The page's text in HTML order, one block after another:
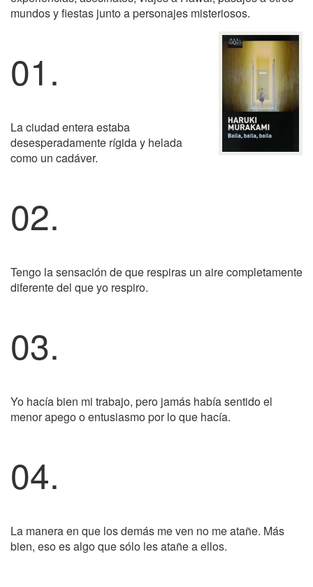
mundos y fiestas junto a personajes misteriosos.
01.
La ciudad entera estaba
desesperadamente rígida y helada
como un cadáver.
02.
Tengo la sensación de que respiras un aire completamente
diferente del que yo respiro.
03.
Yo hacía bien mi trabajo, pero jamás había sentido el
menor apego o entusiasmo por lo que hacía.
04.
La manera en que los demás me ven no me atañe. Más
bien, eso es algo que sólo les atañe a ellos.